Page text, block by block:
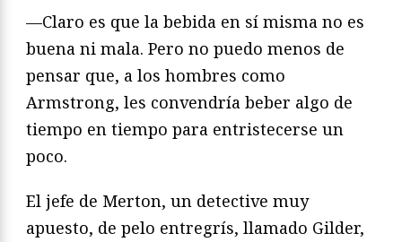
—Claro es que la bebida en sí misma no es
buena ni mala. Pero no puedo menos de
pensar que, a los hombres como
Armstrong, les convendría beber algo de
tiempo en tiempo para entristecerse un
poco.
El jefe de Merton, un detective muy
apuesto, de pelo entregrís, llamado Gilder,